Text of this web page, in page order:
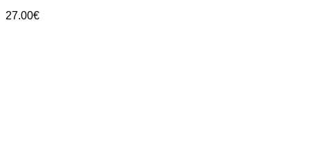
options
27.00€